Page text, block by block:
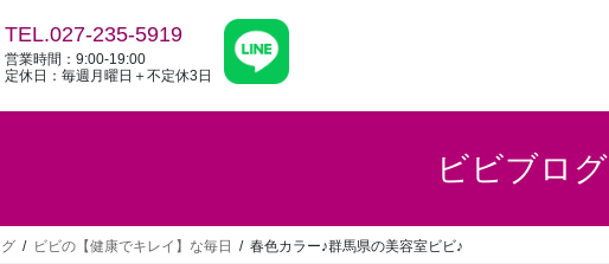
TEL.027-235-5919
営業時間：9:00-19:00
定休日：毎週月曜日＋不定休3日
ビビブログ
ビビの【健康でキレイ】な毎日 春色カラー♪群馬県の美容室ビビ♪